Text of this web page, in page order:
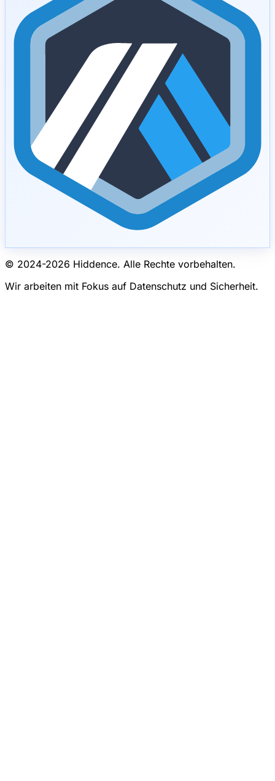
© 2024-2026 Hiddence. Alle Rechte vorbehalten.
Wir arbeiten mit Fokus auf Datenschutz und Sicherheit.